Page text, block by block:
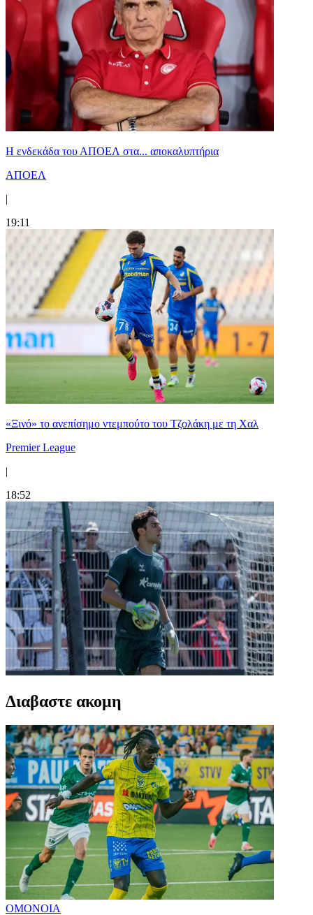
Η ενδεκάδα του ΑΠΟΕΛ στα... αποκαλυπτήρια
ΑΠΟΕΛ
|
19:11
«Ξινό» το ανεπίσημο ντεμπούτο του Τζολάκη με τη Χαλ
Premier League
|
18:52
Διαβαστε ακομη
ΟΜΟΝΟΙΑ